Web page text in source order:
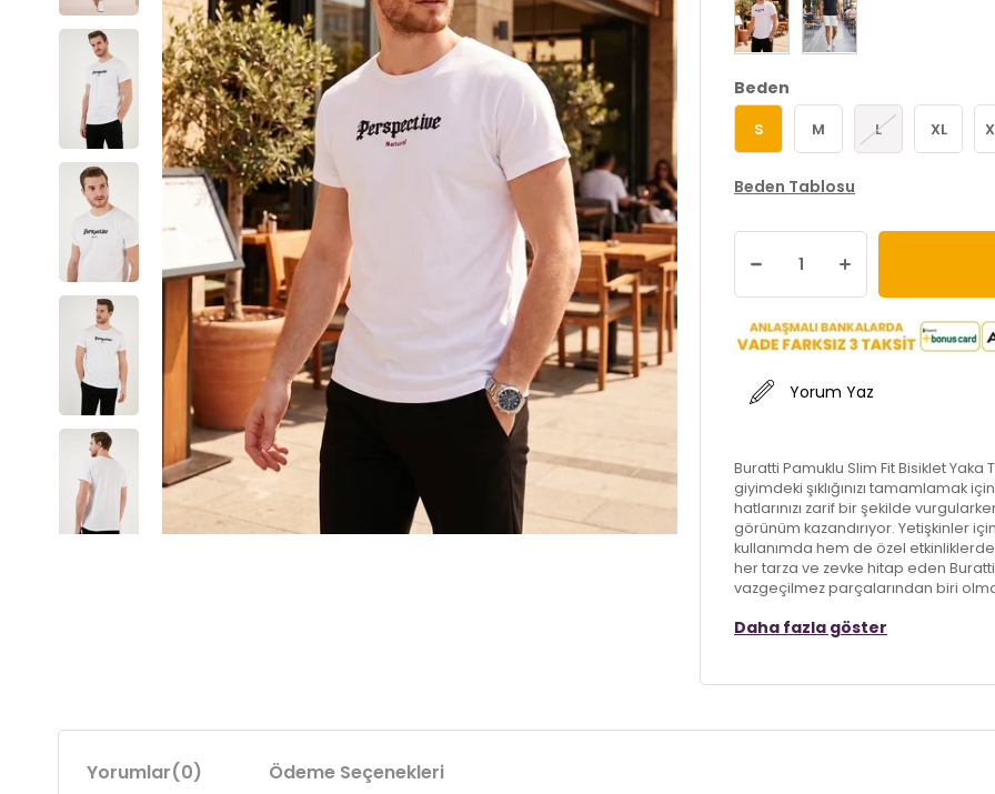
Beden
S M L XL
Beden Tablosu
Yorum Yaz
Buratti Pamuklu Slim Fit Bisiklet
giyimdeki şıklığınızı tamamlamak
hatlarınızı zarif bir şekilde
görünüm kazandırıyor. Yetişkinler
kullanımda hem de özel etkinliklerde
her tarza ve zevke hitap eden Buratti
vazgeçilmez parçalarından biri
Materyal:%100 Cotton
Kalıp Bilgisi:Slim Fit
Daha fazla göster
Yorumlar(0) Ödeme Seçenekleri